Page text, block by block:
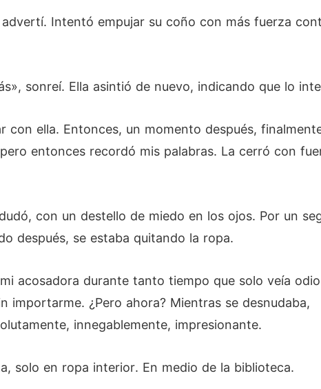
Intentó empujar su coño con más fuerza
sonreí. Ella asintió de nuevo, indicando que lo
con ella. Entonces, un momento después,
entonces recordó mis palabras. La cerró con
con un destello de miedo en los ojos. Por un
después, se estaba quitando la ropa.
acosadora durante tanto tiempo que solo veía
importarme. ¿Pero ahora? Mientras se desnudaba,
innegablemente, impresionante.
solo en ropa interior. En medio de la biblioteca.